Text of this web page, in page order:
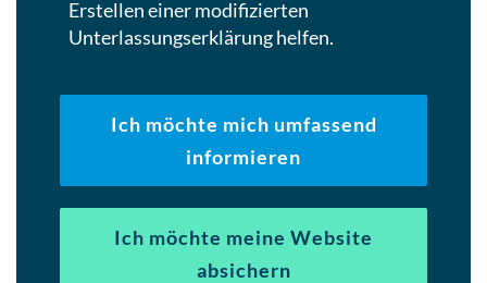
Erstellen einer modifizierten
Unterlassungserklärung helfen.
Ich möchte mich umfassend
informieren
Ich möchte meine Website
absichern